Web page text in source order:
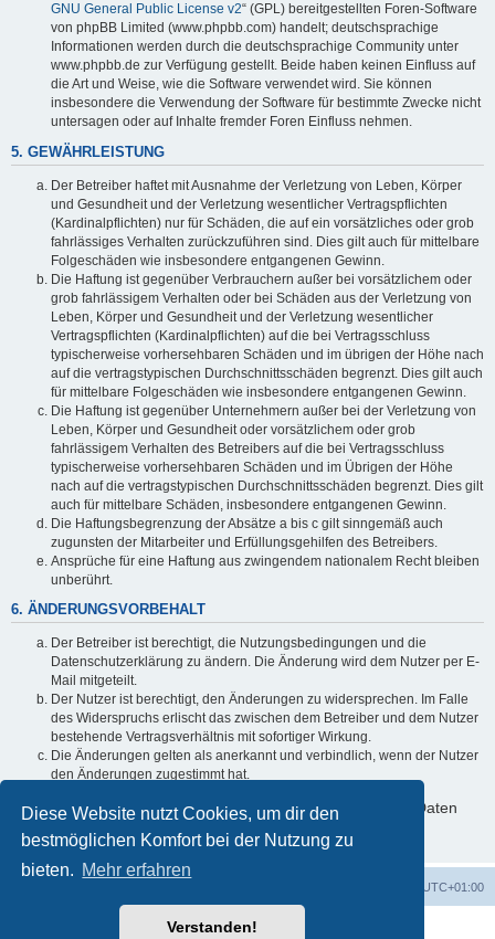
Diese Website nutzt Cookies, um dir den
bestmöglichen Komfort bei der Nutzung zu
bieten. Mehr erfahren
Verstanden!
GNU General Public License v2“ (GPL) bereitgestellten Foren-Software
von phpBB Limited (www.phpbb.com) handelt; deutschsprachige
Informationen werden durch die deutschsprachige Community unter
www.phpbb.de zur Verfügung gestellt. Beide haben keinen Einfluss auf
die Art und Weise, wie die Software verwendet wird. Sie können
insbesondere die Verwendung der Software für bestimmte Zwecke nicht
untersagen oder auf Inhalte fremder Foren Einfluss nehmen.
5. GEWÄHRLEISTUNG
Der Betreiber haftet mit Ausnahme der Verletzung von Leben, Körper
und Gesundheit und der Verletzung wesentlicher Vertragspflichten
(Kardinalpflichten) nur für Schäden, die auf ein vorsätzliches oder grob
fahrlässiges Verhalten zurückzuführen sind. Dies gilt auch für mittelbare
Folgeschäden wie insbesondere entgangenen Gewinn.
Die Haftung ist gegenüber Verbrauchern außer bei vorsätzlichem oder
grob fahrlässigem Verhalten oder bei Schäden aus der Verletzung von
Leben, Körper und Gesundheit und der Verletzung wesentlicher
Vertragspflichten (Kardinalpflichten) auf die bei Vertragsschluss
typischerweise vorhersehbaren Schäden und im übrigen der Höhe nach
auf die vertragstypischen Durchschnittsschäden begrenzt. Dies gilt auch
für mittelbare Folgeschäden wie insbesondere entgangenen Gewinn.
Die Haftung ist gegenüber Unternehmern außer bei der Verletzung von
Leben, Körper und Gesundheit oder vorsätzlichem oder grob
fahrlässigem Verhalten des Betreibers auf die bei Vertragsschluss
typischerweise vorhersehbaren Schäden und im Übrigen der Höhe
nach auf die vertragstypischen Durchschnittsschäden begrenzt. Dies gilt
auch für mittelbare Schäden, insbesondere entgangenen Gewinn.
Die Haftungsbegrenzung der Absätze a bis c gilt sinngemäß auch
zugunsten der Mitarbeiter und Erfüllungsgehilfen des Betreibers.
Ansprüche für eine Haftung aus zwingendem nationalem Recht bleiben
unberührt.
6. ÄNDERUNGSVORBEHALT
Der Betreiber ist berechtigt, die Nutzungsbedingungen und die
Datenschutzerklärung zu ändern. Die Änderung wird dem Nutzer per E-
Mail mitgeteilt.
Der Nutzer ist berechtigt, den Änderungen zu widersprechen. Im Falle
des Widerspruchs erlischt das zwischen dem Betreiber und dem Nutzer
bestehende Vertragsverhältnis mit sofortiger Wirkung.
Die Änderungen gelten als anerkannt und verbindlich, wenn der Nutzer
den Änderungen zugestimmt hat.
Informationen über den Umgang mit deinen persönlichen Daten
sind in der Datenschutzerklärung enthalten.
UTC+01:00
Powered byphpBB® Forum Software © phpBB Limited